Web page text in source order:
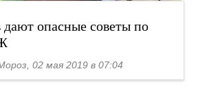
дают опасные советы по
02 мая 2019 в 07:04